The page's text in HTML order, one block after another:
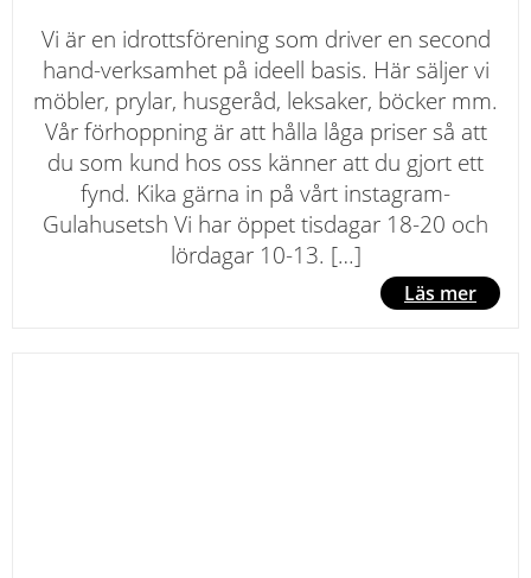
Vi är en idrottsförening som driver en second
hand-verksamhet på ideell basis. Här säljer vi
möbler, prylar, husgeråd, leksaker, böcker mm.
Vår förhoppning är att hålla låga priser så att
du som kund hos oss känner att du gjort ett
fynd. Kika gärna in på vårt instagram-
Gulahusetsh Vi har öppet tisdagar 18-20 och
lördagar 10-13. […]
Läs mer